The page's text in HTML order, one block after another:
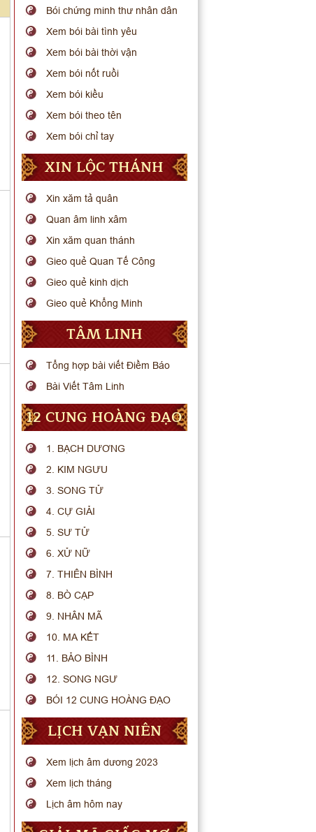
Bói chứng minh thư nhân dân
Xem bói bài tình yêu
Xem bói bài thời vận
Xem bói nốt ruồi
Xem bói kiều
Xem bói theo tên
Xem bói chỉ tay
XIN LỘC THÁNH
Xin xăm tả quân
Quan âm linh xâm
Xin xăm quan thánh
Gieo quẻ Quan Tế Công
Gieo quẻ kinh dịch
Gieo quẻ Khổng Minh
TÂM LINH
Tổng hợp bài viết Điềm Báo
Bài Viết Tâm Linh
12 CUNG HOÀNG ĐẠO
1. BẠCH DƯƠNG
2. KIM NGƯU
3. SONG TỬ
4. CỰ GIẢI
5. SƯ TỬ
6. XỬ NỮ
7. THIÊN BÌNH
8. BÒ CẠP
9. NHÂN MÃ
10. MA KẾT
11. BẢO BÌNH
12. SONG NGƯ
BÓI 12 CUNG HOÀNG ĐẠO
LỊCH VẠN NIÊN
Xem lịch âm dương 2023
Xem lịch tháng
Lịch âm hôm nay